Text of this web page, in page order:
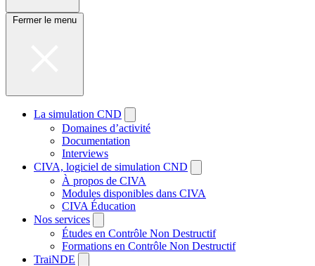
Fermer le menu
La simulation CND
Domaines d’activité
Documentation
Interviews
CIVA, logiciel de simulation CND
À propos de CIVA
Modules disponibles dans CIVA
CIVA Éducation
Nos services
Études en Contrôle Non Destructif
Formations en Contrôle Non Destructif
TraiNDE